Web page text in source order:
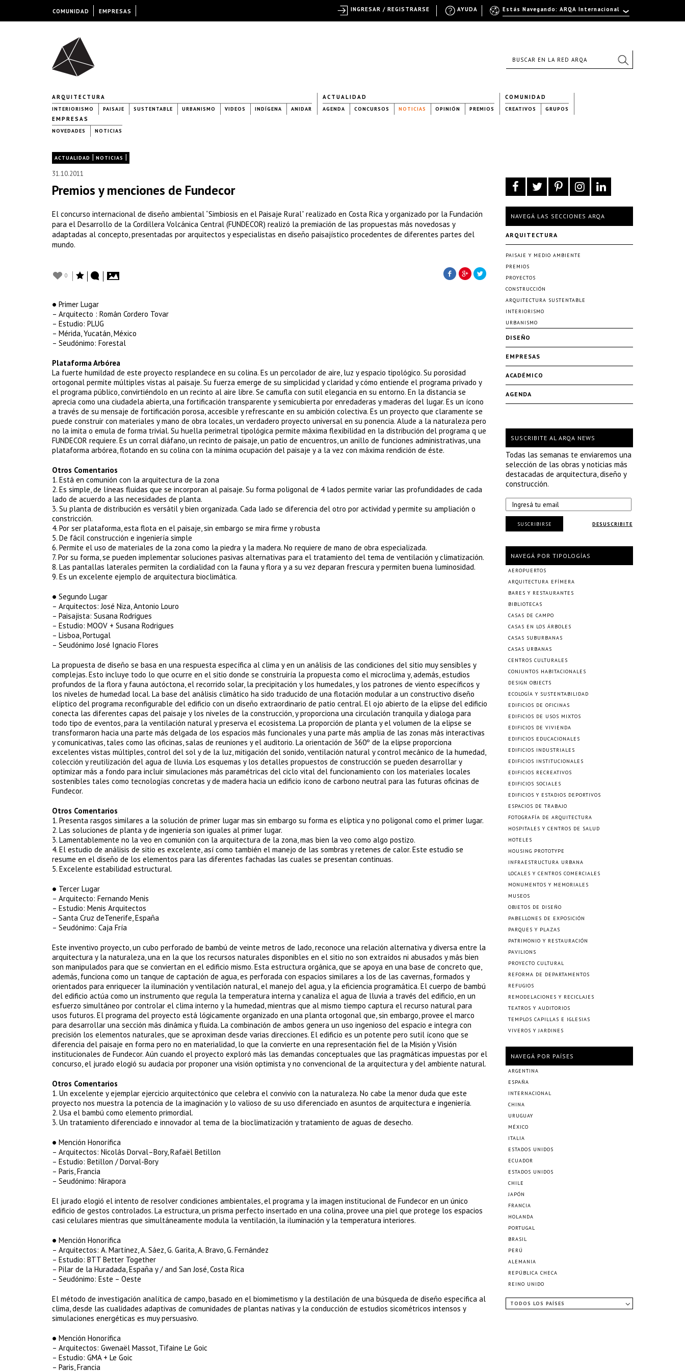
ARQUITECTURA
INTERIORISMO PAISAJE SUSTENTABLE URBANISMO VIDEOS INDÍGENA ANIDAR
ACTUALIDAD
AGENDA CONCURSOS NOTICIAS OPINIÓN PREMIOS
COMUNIDAD
CREATIVOS GRUPOS
EMPRESAS
NOVEDADES NOTICIAS
ACTUALIDAD | NOTICIAS |
31.10.2011
Premios y menciones de Fundecor
El concurso internacional de diseño ambiental “Simbiosis en el Paisaje Rural” realizado en Costa Rica y organizado por la Fundación
para el Desarrollo de la Cordillera Volcánica Central (FUNDECOR) realizó la premiación de las propuestas más novedosas y
adaptadas al concepto, presentadas por arquitectos y especialistas en diseño paisajístico procedentes de diferentes partes del
mundo.
0
● Primer Lugar
– Arquitecto : Román Cordero Tovar
– Estudio: PLUG
– Mérida, Yucatán, México
– Seudónimo: Forestal
Plataforma Arbórea
La fuerte humildad de este proyecto resplandece en su colina. Es un percolador de aire, luz y espacio tipológico. Su porosidad
ortogonal permite múltiples vistas al paisaje. Su fuerza emerge de su simplicidad y claridad y cómo entiende el programa privado y
el programa público, convirtiéndolo en un recinto al aire libre. Se camufla con sutil elegancia en su entorno. En la distancia se
aprecia como una ciudadela abierta, una fortificación transparente y semicubierta por enredaderas y maderas del lugar. Es un ícono
a través de su mensaje de fortificación porosa, accesible y refrescante en su ambición colectiva. Es un proyecto que claramente se
puede construir con materiales y mano de obra locales, un verdadero proyecto universal en su ponencia. Alude a la naturaleza pero
no la imita o emula de forma trivial. Su huella perimetral tipológica permite máxima flexibilidad en la distribución del programa q ue
FUNDECOR requiere. Es un corral diáfano, un recinto de paisaje, un patio de encuentros, un anillo de funciones administrativas, una
plataforma arbórea, flotando en su colina con la mínima ocupación del paisaje y a la vez con máxima rendición de éste.
Otros Comentarios
1. Está en comunión con la arquitectura de la zona
2. Es simple, de líneas fluidas que se incorporan al paisaje. Su forma poligonal de 4 lados permite variar las profundidades de cada
lado de acuerdo a las necesidades de planta.
3. Su planta de distribución es versátil y bien organizada. Cada lado se diferencia del otro por actividad y permite su ampliación o
constricción.
4. Por ser plataforma, esta flota en el paisaje, sin embargo se mira firme y robusta
5. De fácil construcción e ingeniería simple
6. Permite el uso de materiales de la zona como la piedra y la madera. No requiere de mano de obra especializada.
7. Por su forma, se pueden implementar soluciones pasivas alternativas para el tratamiento del tema de ventilación y climatización.
8. Las pantallas laterales permiten la cordialidad con la fauna y flora y a su vez deparan frescura y permiten buena luminosidad.
9. Es un excelente ejemplo de arquitectura bioclimática.
● Segundo Lugar
– Arquitectos: José Niza, Antonio Louro
– Paisajista: Susana Rodrigues
– Estudio: MOOV + Susana Rodrigues
– Lisboa, Portugal
– Seudónimo José Ignacio Flores
La propuesta de diseño se basa en una respuesta específica al clima y en un análisis de las condiciones del sitio muy sensibles y
complejas. Esto incluye todo lo que ocurre en el sitio donde se construiría la propuesta como el microclima y, además, estudios
profundos de la flora y fauna autóctona, el recorrido solar, la precipitación y los humedales, y los patrones de viento específicos y
los niveles de humedad local. La base del análisis climático ha sido traducido de una flotación modular a un constructivo diseño
elíptico del programa reconfigurable del edificio con un diseño extraordinario de patio central. El ojo abierto de la elipse del edificio
conecta las diferentes capas del paisaje y los niveles de la construcción, y proporciona una circulación tranquila y dialoga para
todo tipo de eventos, para la ventilación natural y preserva el ecosistema. La proporción de planta y el volumen de la elipse se
transformaron hacia una parte más delgada de los espacios más funcionales y una parte más amplia de las zonas más interactivas
y comunicativas, tales como las oficinas, salas de reuniones y el auditorio. La orientación de 360º de la elipse proporciona
excelentes vistas múltiples, control del sol y de la luz, mitigación del sonido, ventilación natural y control mecánico de la humedad,
colección y reutilización del agua de lluvia. Los esquemas y los detalles propuestos de construcción se pueden desarrollar y
optimizar más a fondo para incluir simulaciones más paramétricas del ciclo vital del funcionamiento con los materiales locales
sostenibles tales como tecnologías concretas y de madera hacia un edificio ícono de carbono neutral para las futuras oficinas de
Fundecor.
Otros Comentarios
1. Presenta rasgos similares a la solución de primer lugar mas sin embargo su forma es elíptica y no poligonal como el primer lugar.
2. Las soluciones de planta y de ingeniería son iguales al primer lugar.
3. Lamentablemente no la veo en comunión con la arquitectura de la zona, mas bien la veo como algo postizo.
4. El estudio de análisis de sitio es excelente, así como también el manejo de las sombras y retenes de calor. Este estudio se
resume en el diseño de los elementos para las diferentes fachadas las cuales se presentan continuas.
5. Excelente estabilidad estructural.
● Tercer Lugar
– Arquitecto: Fernando Menis
– Estudio: Menis Arquitectos
– Santa Cruz deTenerife, España
– Seudónimo: Caja Fría
Este inventivo proyecto, un cubo perforado de bambú de veinte metros de lado, reconoce una relación alternativa y diversa entre la
arquitectura y la naturaleza, una en la que los recursos naturales disponibles en el sitio no son extraídos ni abusados y más bien
son manipulados para que se conviertan en el edificio mismo. Esta estructura orgánica, que se apoya en una base de concreto que,
además, funciona como un tanque de captación de agua, es perforada con espacios similares a los de las cavernas, formados y
orientados para enriquecer la iluminación y ventilación natural, el manejo del agua, y la eficiencia programática. El cuerpo de bambú
del edificio actúa como un instrumento que regula la temperatura interna y canaliza el agua de lluvia a través del edificio, en un
esfuerzo simultáneo por controlar el clima interno y la humedad, mientras que al mismo tiempo captura el recurso natural para
usos futuros. El programa del proyecto está lógicamente organizado en una planta ortogonal que, sin embargo, provee el marco
para desarrollar una sección más dinámica y fluida. La combinación de ambos genera un uso ingenioso del espacio e integra con
precisión los elementos naturales, que se aproximan desde varias direcciones. El edificio es un potente pero sutil ícono que se
diferencia del paisaje en forma pero no en materialidad, lo que la convierte en una representación fiel de la Misión y Visión
institucionales de Fundecor. Aún cuando el proyecto exploró más las demandas conceptuales que las pragmáticas impuestas por el
concurso, el jurado elogió su audacia por proponer una visión optimista y no convencional de la arquitectura y del ambiente natural.
Otros Comentarios
1. Un excelente y ejemplar ejercicio arquitectónico que celebra el convivio con la naturaleza. No cabe la menor duda que este
proyecto nos muestra la potencia de la imaginación y lo valioso de su uso diferenciado en asuntos de arquitectura e ingeniería.
2. Usa el bambú como elemento primordial.
3. Un tratamiento diferenciado e innovador al tema de la bioclimatización y tratamiento de aguas de desecho.
● Mención Honorífica
– Arquitectos: Nicolás Dorval–Bory, Rafaël Betillon
– Estudio: Betillon / Dorval-Bory
– Paris, Francia
– Seudónimo: Nirapora
El jurado elogió el intento de resolver condiciones ambientales, el programa y la imagen institucional de Fundecor en un único
edificio de gestos controlados. La estructura, un prisma perfecto insertado en una colina, provee una piel que protege los espacios
casi celulares mientras que simultáneamente modula la ventilación, la iluminación y la temperatura interiores.
● Mención Honorífica
– Arquitectos: A. Martínez, A. Sáez, G. Garita, A. Bravo, G. Fernández
– Estudio: BTT Better Together
– Pilar de la Huradada, España y / and San José, Costa Rica
– Seudónimo: Este – Oeste
El método de investigación analítica de campo, basado en el biomimetismo y la destilación de una búsqueda de diseño específica al
clima, desde las cualidades adaptivas de comunidades de plantas nativas y la conducción de estudios sicométricos intensos y
simulaciones energéticas es muy persuasivo.
● Mención Honorífica
– Arquitectos: Gwenaël Massot, Tifaine Le Goic
– Estudio: GMA + Le Goic
– Paris, Francia
NAVEGÁ LAS SECCIONES ARQA
ARQUITECTURA
PAISAJE Y MEDIO AMBIENTE
PREMIOS
PROYECTOS
CONSTRUCCIÓN
ARQUITECTURA SUSTENTABLE
INTERIORISMO
URBANISMO
DISEÑO
EMPRESAS
ACADÉMICO
AGENDA
SUSCRIBITE AL ARQA NEWS
Todas las semanas te enviaremos una
selección de las obras y noticias más
destacadas de arquitectura, diseño y
construcción.
DESUSCRIBITE
SUSCRIBIRSE
NAVEGÁ POR TIPOLOGÍAS
AEROPUERTOS
ARQUITECTURA EFÍMERA
BARES Y RESTAURANTES
BIBLIOTECAS
CASAS DE CAMPO
CASAS EN LOS ÁRBOLES
CASAS SUBURBANAS
CASAS URBANAS
CENTROS CULTURALES
CONJUNTOS HABITACIONALES
DESIGN OBJECTS
ECOLOGÍA Y SUSTENTABILIDAD
EDIFICIOS DE OFICINAS
EDIFICIOS DE USOS MIXTOS
EDIFICIOS DE VIVIENDA
EDIFICIOS EDUCACIONALES
EDIFICIOS INDUSTRIALES
EDIFICIOS INSTITUCIONALES
EDIFICIOS RECREATIVOS
EDIFICIOS SOCIALES
EDIFICIOS Y ESTADIOS DEPORTIVOS
ESPACIOS DE TRABAJO
FOTOGRAFÍA DE ARQUITECTURA
HOSPITALES Y CENTROS DE SALUD
HOTELES
HOUSING PROTOTYPE
INFRAESTRUCTURA URBANA
LOCALES Y CENTROS COMERCIALES
MONUMENTOS Y MEMORIALES
MUSEOS
OBJETOS DE DISEÑO
PABELLONES DE EXPOSICIÓN
PARQUES Y PLAZAS
PATRIMONIO Y RESTAURACIÓN
PAVILIONS
PROYECTO CULTURAL
REFORMA DE DEPARTAMENTOS
REFUGIOS
REMODELACIONES Y RECICLAJES
TEATROS Y AUDITORIOS
TEMPLOS CAPILLAS E IGLESIAS
VIVEROS Y JARDINES
NAVEGÁ POR PAÍSES
ARGENTINA
ESPAÑA
INTERNACIONAL
CHINA
URUGUAY
MÉXICO
ITALIA
ESTADOS UNIDOS
ECUADOR
ESTADOS UNIDOS
CHILE
JAPÓN
FRANCIA
HOLANDA
PORTUGAL
BRASIL
PERÚ
ALEMANIA
REPÚBLICA CHECA
REINO UNIDO
TODOS LOS PAÍSES
COMUNIDAD EMPRESAS Estás Navegando: ARQA Internacional
AYUDA
INGRESAR / REGISTRARSE